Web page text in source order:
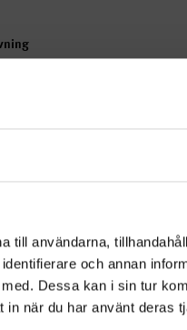
till användarna,
och annan
Dessa kan i sin tur
in när du har använt deras